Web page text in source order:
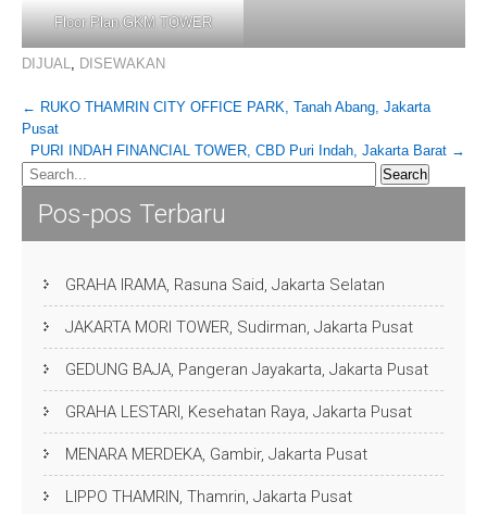
Floor Plan GKM TOWER
DIJUAL DISEWAKAN
Post
navigation
← RUKO THAMRIN CITY OFFICE PARK, Tanah Abang, Jakarta
Pusat
PURI INDAH FINANCIAL TOWER, CBD Puri Indah, Jakarta Barat →
Pos-pos Terbaru
GRAHA IRAMA, Rasuna Said, Jakarta Selatan
JAKARTA MORI TOWER, Sudirman, Jakarta Pusat
GEDUNG BAJA, Pangeran Jayakarta, Jakarta Pusat
GRAHA LESTARI, Kesehatan Raya, Jakarta Pusat
MENARA MERDEKA, Gambir, Jakarta Pusat
LIPPO THAMRIN, Thamrin, Jakarta Pusat